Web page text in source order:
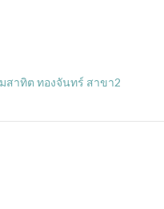
สาทิต ทองจันทร์ สาขา2